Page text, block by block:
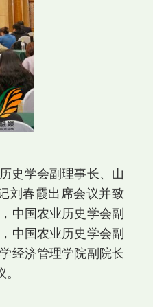
史学会副理事长、山
刘春霞出席会议并致
中国农业历史学会副
中国农业历史学会副
经济管理学院副院长